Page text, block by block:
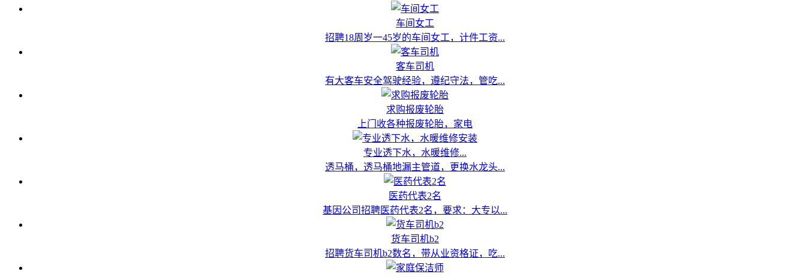
车间女工
招聘18周岁一45岁的车间女工，计件工资...
客车司机
有大客车安全驾驶经验，遵纪守法，管吃...
求购报废轮胎
上门收各种报废轮胎，家电
专业透下水，水暖维修...
透马桶，透马桶地漏主管道，更换水龙头...
医药代表2名
基因公司招聘医药代表2名，要求：大专以...
货车司机b2
招聘货车司机b2数名，带从业资格证，吃...